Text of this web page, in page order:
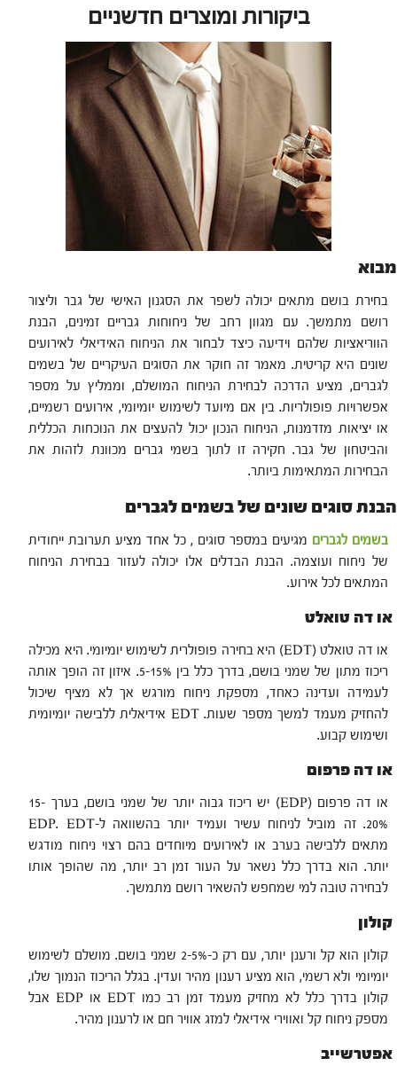
ביקורות ומוצרים חדשניים
מבוא
בחירת בושם מתאים יכולה לשפר את הסגנון האישי של גבר וליצור
רושם מתמשך. עם מגוון רחב של ניחוחות גבריים זמינים, הבנת
הווריאציות שלהם וידיעה כיצד לבחור את הניחוח האידיאלי לאירועים
שונים היא קריטית. מאמר זה חוקר את הסוגים העיקריים של בשמים
לגברים, מציע הדרכה לבחירת הניחוח המושלם, וממליץ על מספר
אפשרויות פופולריות. בין אם מיועד לשימוש יומיומי, אירועים רשמיים,
או יציאות מזדמנות, הניחוח הנכון יכול להעצים את הנוכחות הכללית
והביטחון של גבר. חקירה זו לתוך בשמי גברים מכוונת לזהות את
הבחירות המתאימות ביותר.
הבנת סוגים שונים של בשמים לגברים
בשמים לגברים מגיעים במספר סוגים , כל אחד מציע תערובת ייחודית
של ניחוח ועוצמה. הבנת הבדלים אלו יכולה לעזור בבחירת הניחוח
המתאים לכל אירוע.
או דה טואלט
או דה טואלט (EDT) היא בחירה פופולרית לשימוש יומיומי. היא מכילה
ריכוז מתון של שמני בושם, בדרך כלל בין 5-15%. איזון זה הופך אותה
לעמידה ועדינה כאחד, מספקת ניחוח מורגש אך לא מציף שיכול
להחזיק מעמד למשך מספר שעות. EDT אידיאלית ללבישה יומיומית
ושימוש קבוע.
או דה פרפום
או דה פרפום (EDP) יש ריכוז גבוה יותר של שמני בושם, בערך 15-
20%. זה מוביל לניחוח עשיר ועמיד יותר בהשוואה ל-EDP. EDT
מתאים ללבישה בערב או לאירועים מיוחדים בהם רצוי ניחוח מודגש
יותר. הוא בדרך כלל נשאר על העור זמן רב יותר, מה שהופך אותו
לבחירה טובה למי שמחפש להשאיר רושם מתמשך.
קולון
קולון הוא קל ורענן יותר, עם רק כ-2-5% שמני בושם. מושלם לשימוש
יומיומי ולא רשמי, הוא מציע רענון מהיר ועדין. בגלל הריכוז הנמוך שלו,
קולון בדרך כלל לא מחזיק מעמד זמן רב כמו EDT או EDP אבל
מספק ניחוח קל ואווירי אידיאלי למזג אוויר חם או לרענון מהיר.
אפטרשייב